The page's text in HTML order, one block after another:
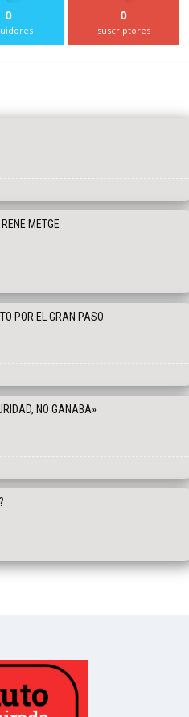
0 0
suscriptores
METGE
POR EL GRAN PASO
NO GANABA»